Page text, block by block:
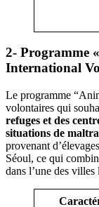
2- Programme
International
Le programme
volontaires qui
refuges et des
situations de
provenant
Séoul, ce qui
dans l’une des